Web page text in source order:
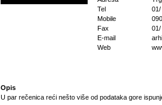
Tel
01/
Mobile
Fax
01/
E-mail
Web
Opis
U par rečenica reći nešto više od podataka gore